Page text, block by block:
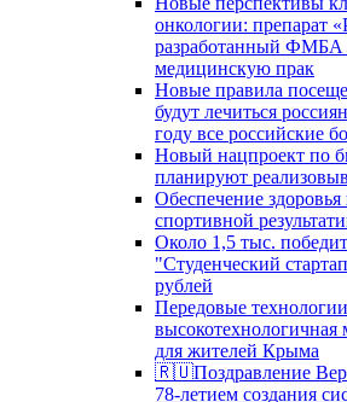
онкологии: препарат
разработанный ФМБА
медицинскую прак
Новые правила
будут лечиться
году все российские
Новый нацпроект по
планируют
Обеспечение
спортивной
Около 1,5 тыс.
"Студенческий
рублей
Передовые
для жителей Крыма
🇷🇺Поздравление
78-летием создания